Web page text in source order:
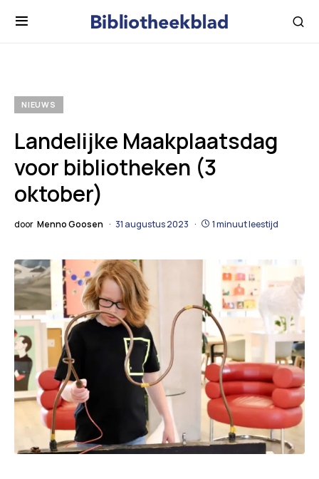
NIEUWS
Landelijke Maakplaatsdag
voor bibliotheken (3
oktober)
door Menno Goosen 31 augustus 2023 1 minuut leestijd